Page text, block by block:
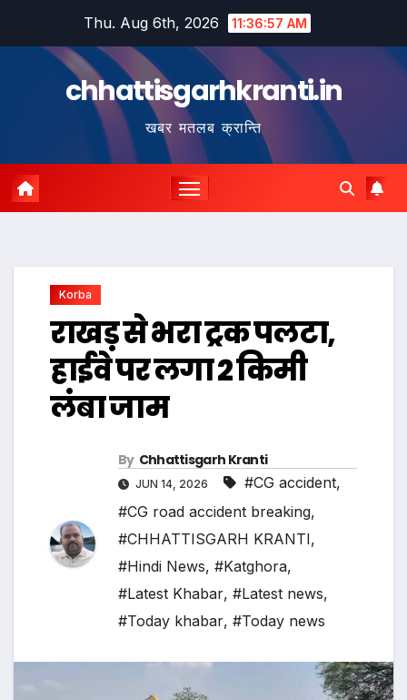
Thu. Aug 6th, 2026 11:36:58 AM
chhattisgarhkranti.in
खबर मतलब क्रान्ति
Korba
राखड़ से भरा ट्रक पलटा,
हाईवे पर लगा 2 किमी
लंबा जाम
By Chhattisgarh Kranti
JUN 14, 2026 #CG accident,
#CG road accident breaking,
#CHHATTISGARH KRANTI,
#Hindi News, #Katghora,
#Latest Khabar, #Latest news,
#Today khabar, #Today news